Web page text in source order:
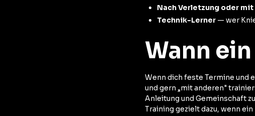
Nach Verletzung oder
Technik-Lerner — wer
Wann
Wenn dich feste Termine und
und gern „mit anderen"
Anleitung und Gemeinschaft
Training gezielt dazu, wenn